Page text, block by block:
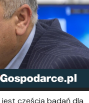
częścią badań dla